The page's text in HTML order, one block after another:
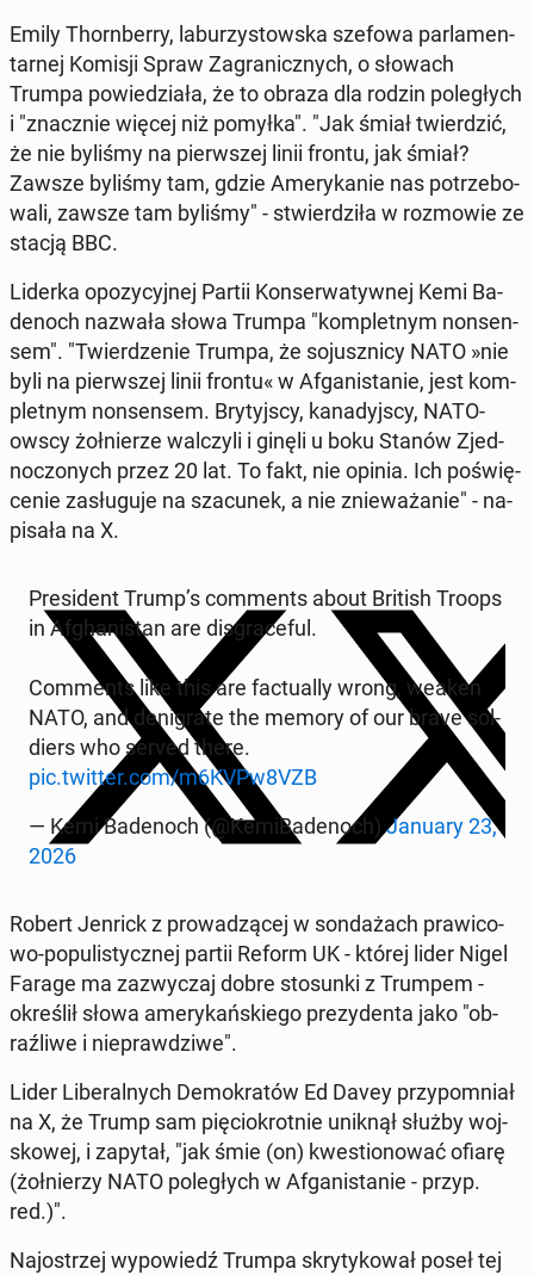
Emily Thorn­ber­ry, la­bu­rzy­stow­ska szefowa par­la­men­
tar­nej Komisji Spraw Za­gra­nicz­nych, o słowach
Trumpa po­wie­dzia­ła, że to obraza dla rodzin po­le­głych
i "znacz­nie więcej niż pomyłka". "Jak śmiał twier­dzić,
że nie byliśmy na pierw­szej linii frontu, jak śmiał?
Zawsze byliśmy tam, gdzie Ame­ry­ka­nie nas po­trze­bo­
wa­li, zawsze tam byliśmy" - stwier­dzi­ła w roz­mo­wie ze
stacją BBC.
Liderka opo­zy­cyj­nej Partii Kon­ser­wa­tyw­nej Kemi Ba­
de­noch nazwała słowa Trumpa "kom­plet­nym non­sen­
sem". "Twier­dze­nie Trumpa, że so­jusz­ni­cy NATO »nie
byli na pierw­szej linii frontu« w Afga­ni­sta­nie, jest kom­
plet­nym non­sen­sem. Bry­tyj­scy, ka­na­dyj­scy, NATO-
owscy żoł­nie­rze wal­czy­li i ginęli u boku Stanów Zjed­
no­czo­nych przez 20 lat. To fakt, nie opinia. Ich po­świę­
ce­nie za­słu­gu­je na sza­cu­nek, a nie znie­wa­ża­nie" - na­
pi­sa­ła na X.
Pre­si­dent Trump’s com­ments about British Troops
in Afgha­ni­stan are dis­gra­ce­ful.
Com­ments like this are fac­tu­al­ly wrong, weaken
NATO, and de­ni­gra­te the memory of our brave sol­
diers who served there.
pic.twitter.com/m6KVPw8VZB
— Kemi Ba­de­noch (@Ke­mi­Ba­de­noch)January 23,
2026
Robert Jenrick z pro­wa­dzą­cej w son­da­żach pra­wi­co­
wo-po­pu­li­stycz­nej partii Reform UK - której lider Nigel
Farage ma za­zwy­czaj dobre sto­sun­ki z Trumpem -
okre­ślił słowa ame­ry­kań­skie­go pre­zy­den­ta jako "ob­
raź­li­we i nie­praw­dzi­we".
Lider Li­be­ral­nych De­mo­kra­tów Ed Davey przy­po­mniał
na X, że Trump sam pię­cio­krot­nie uniknął służby woj­
sko­wej, i zapytał, "jak śmie (on) kwe­stio­no­wać ofiarę
(żoł­nie­rzy NATO po­le­głych w Afga­ni­sta­nie - przyp.
red.)".
Naj­ostrzej wy­po­wiedź Trumpa skry­ty­ko­wał poseł tej